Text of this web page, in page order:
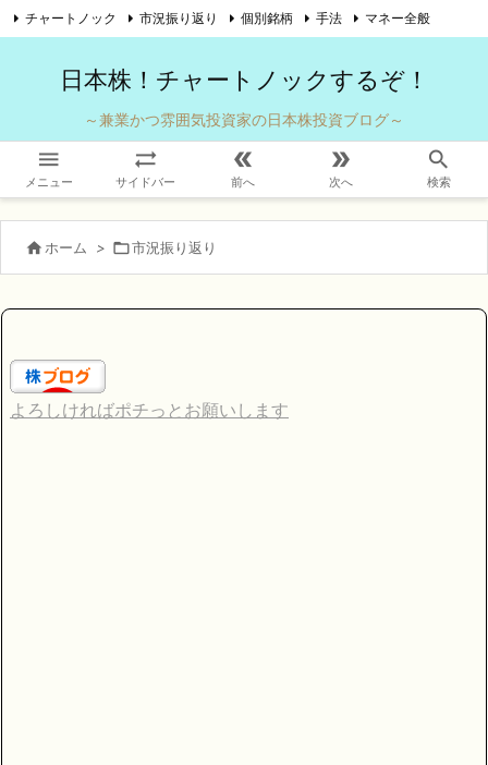
日本株！チャートノックするぞ！
～兼業かつ雰囲気投資家の日本株投資ブログ～

メニュー

サイドバー

前へ

次へ

検索
チャートノック 市況振り返り 個別銘柄 手法 マネー全般
 ホーム > 市況振り返り
よろしければポチっとお願いします